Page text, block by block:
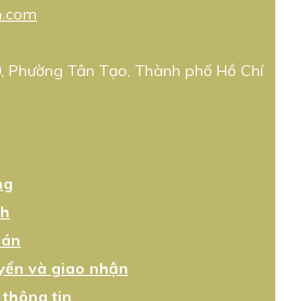
Phường Tân Tạo, Thành phố Hồ Chí
và giao nhận
thông tin